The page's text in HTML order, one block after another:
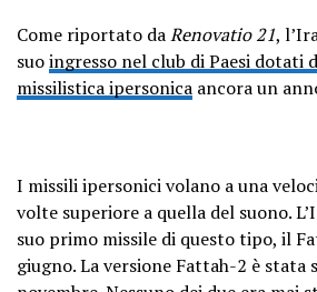
Come riportato daRenovatio 21,
suoingresso nel club di Paesi dotati
missilistica ipersonica ancora un
I missili ipersonici volano a una
volte superiore a quella del suono.
suo primo missile di questo tipo, il
giugno. La versione Fattah-2 è stata